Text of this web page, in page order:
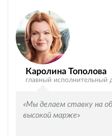
Каролина Тополова
главный
«Мы делаем ставку на
высокой марже»